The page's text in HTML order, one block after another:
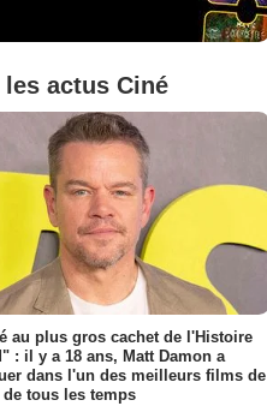
les actus Ciné
au plus gros cachet de l'Histoire
: il y a 18 ans, Matt Damon a
dans l'un des meilleurs films de
tous les temps